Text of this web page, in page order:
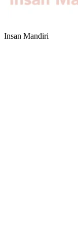
Insan Mandiri